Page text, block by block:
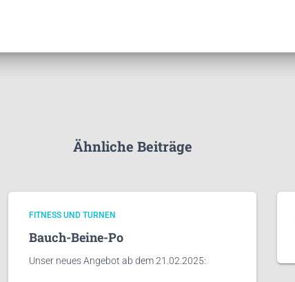
Ähnliche Beiträge
FITNESS UND TURNEN
Bauch-Beine-Po
Unser neues Angebot ab dem 21.02.2025: